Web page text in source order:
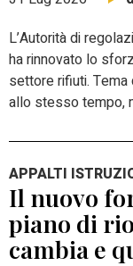
L’Autorità di
ha rinnovato lo
settore rifiuti.
allo stesso tempo,
APPALTI
Il nuovo
piano di
cambia e